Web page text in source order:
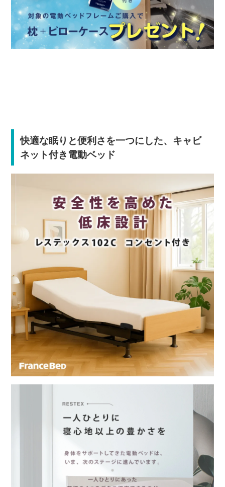
快適な眠りと便利さを一つにした、キャビ
ネット付き電動ベッド